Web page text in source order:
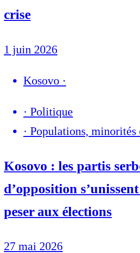
crise
1 juin 2026
Kosovo ·
· Politique
· Populations,
Kosovo : les partis
d’opposition
peser aux élections
27 mai 2026